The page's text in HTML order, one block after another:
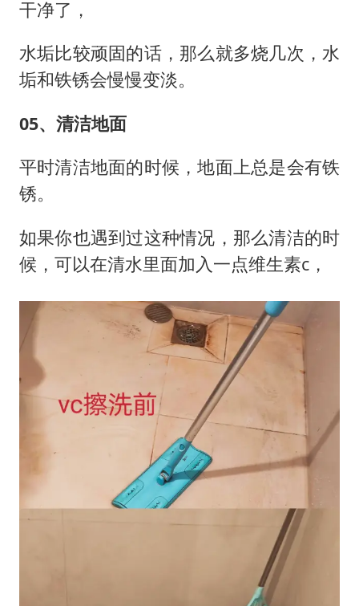
干净了，
水垢比较顽固的话，那么就多烧几次，水
垢和铁锈会慢慢变淡。
05、清洁地面
平时清洁地面的时候，地面上总是会有铁
锈。
如果你也遇到过这种情况，那么清洁的时
候，可以在清水里面加入一点维生素c，